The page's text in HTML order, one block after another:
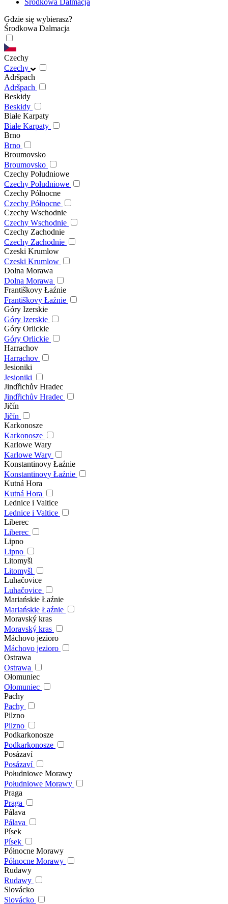
Środkowa Dalmacja
Gdzie się wybierasz?
Środkowa Dalmacja
Czechy
Czechy
Adršpach
Adršpach
Beskidy
Beskidy
Białe Karpaty
Białe Karpaty
Brno
Brno
Broumovsko
Broumovsko
Czechy Południowe
Czechy Południowe
Czechy Północne
Czechy Północne
Czechy Wschodnie
Czechy Wschodnie
Czechy Zachodnie
Czechy Zachodnie
Czeski Krumlow
Czeski Krumlow
Dolna Morawa
Dolna Morawa
Františkovy Łaźnie
Františkovy Łaźnie
Góry Izerskie
Góry Izerskie
Góry Orlickie
Góry Orlickie
Harrachov
Harrachov
Jesioniki
Jesioniki
Jindřichův Hradec
Jindřichův Hradec
Jičín
Jičín
Karkonosze
Karkonosze
Karlowe Wary
Karlowe Wary
Konstantinovy Łaźnie
Konstantinovy Łaźnie
Kutná Hora
Kutná Hora
Lednice i Valtice
Lednice i Valtice
Liberec
Liberec
Lipno
Lipno
Litomyšl
Litomyšl
Luhačovice
Luhačovice
Mariańskie Łaźnie
Mariańskie Łaźnie
Moravský kras
Moravský kras
Máchovo jezioro
Máchovo jezioro
Ostrawa
Ostrawa
Ołomuniec
Ołomuniec
Pachy
Pachy
Pilzno
Pilzno
Podkarkonosze
Podkarkonosze
Posázaví
Posázaví
Południowe Morawy
Południowe Morawy
Praga
Praga
Pálava
Pálava
Písek
Písek
Północne Morawy
Północne Morawy
Rudawy
Rudawy
Slovácko
Slovácko